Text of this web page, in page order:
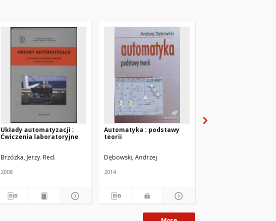
Układy automatyzacji :
Ćwiczenia laboratoryjne
Brzózka, Jerzy. Red.
2008
Automatyka : podstawy
teorii
Dębowski, Andrzej
2014